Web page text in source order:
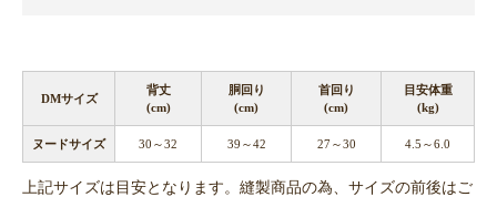
DMサイズ
背丈
(cm)
胴回り
(cm)
首回り
(cm)
目安体重
(kg)
ヌードサイズ 30～32 39～42 27～30 4.5～6.0
上記サイズは目安となります。縫製商品の為、サイズの前後はご